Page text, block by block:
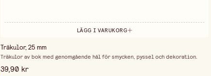
LÄGG I VARUKORG
Träkulor, 25 mm
Träkulor av bok med genomgående hål för smycken, pyssel och dekoration.
39,90 kr